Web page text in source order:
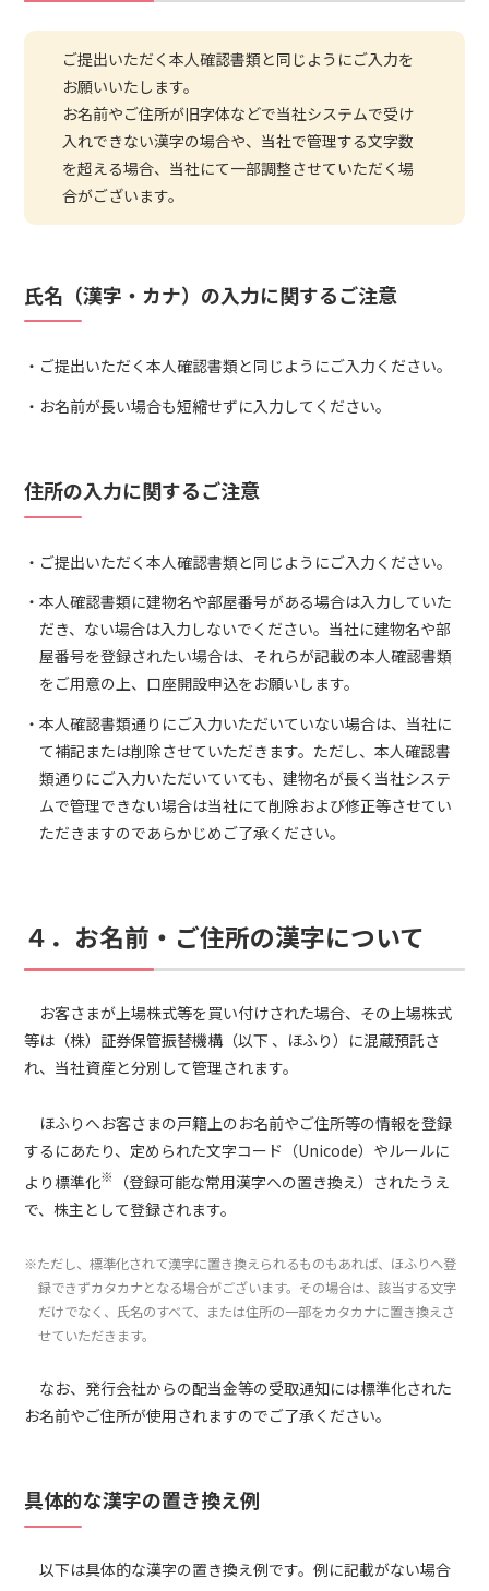
ご提出いただく本人確認書類と同じようにご入力を
お願いいたします。
お名前やご住所が旧字体などで当社システムで受け
入れできない漢字の場合や、当社で管理する文字数
を超える場合、当社にて一部調整させていただく場
合がございます。
氏名（漢字・カナ）の入力に関するご注意
ご提出いただく本人確認書類と同じようにご入力ください。
お名前が長い場合も短縮せずに入力してください。
住所の入力に関するご注意
ご提出いただく本人確認書類と同じようにご入力ください。
本人確認書類に建物名や部屋番号がある場合は入力していた
だき、ない場合は入力しないでください。当社に建物名や部
屋番号を登録されたい場合は、それらが記載の本人確認書類
をご用意の上、口座開設申込をお願いします。
本人確認書類通りにご入力いただいていない場合は、当社に
て補記または削除させていただきます。ただし、本人確認書
類通りにご入力いただいていても、建物名が長く当社システ
ムで管理できない場合は当社にて削除および修正等させてい
ただきますのであらかじめご了承ください。
４．お名前・ご住所の漢字について
お客さまが上場株式等を買い付けされた場合、その上場株式
等は（株）証券保管振替機構（以下 、ほふり）に混蔵預託さ
れ、当社資産と分別して管理されます。
ほふりへお客さまの戸籍上のお名前やご住所等の情報を登録
するにあたり、定められた文字コード（Unicode）やルールに
より標準化※
（登録可能な常用漢字への置き換え）されたうえ
で、株主として登録されます。
※ただし、標準化されて漢字に置き換えられるものもあれば、ほふりへ登
録できずカタカナとなる場合がございます。その場合は、該当する文字
だけでなく、氏名のすべて、または住所の一部をカタカナに置き換えさ
せていただきます。
なお、発行会社からの配当金等の受取通知には標準化された
お名前やご住所が使用されますのでご了承ください。
具体的な漢字の置き換え例
以下は具体的な漢字の置き換え例です。例に記載がない場合